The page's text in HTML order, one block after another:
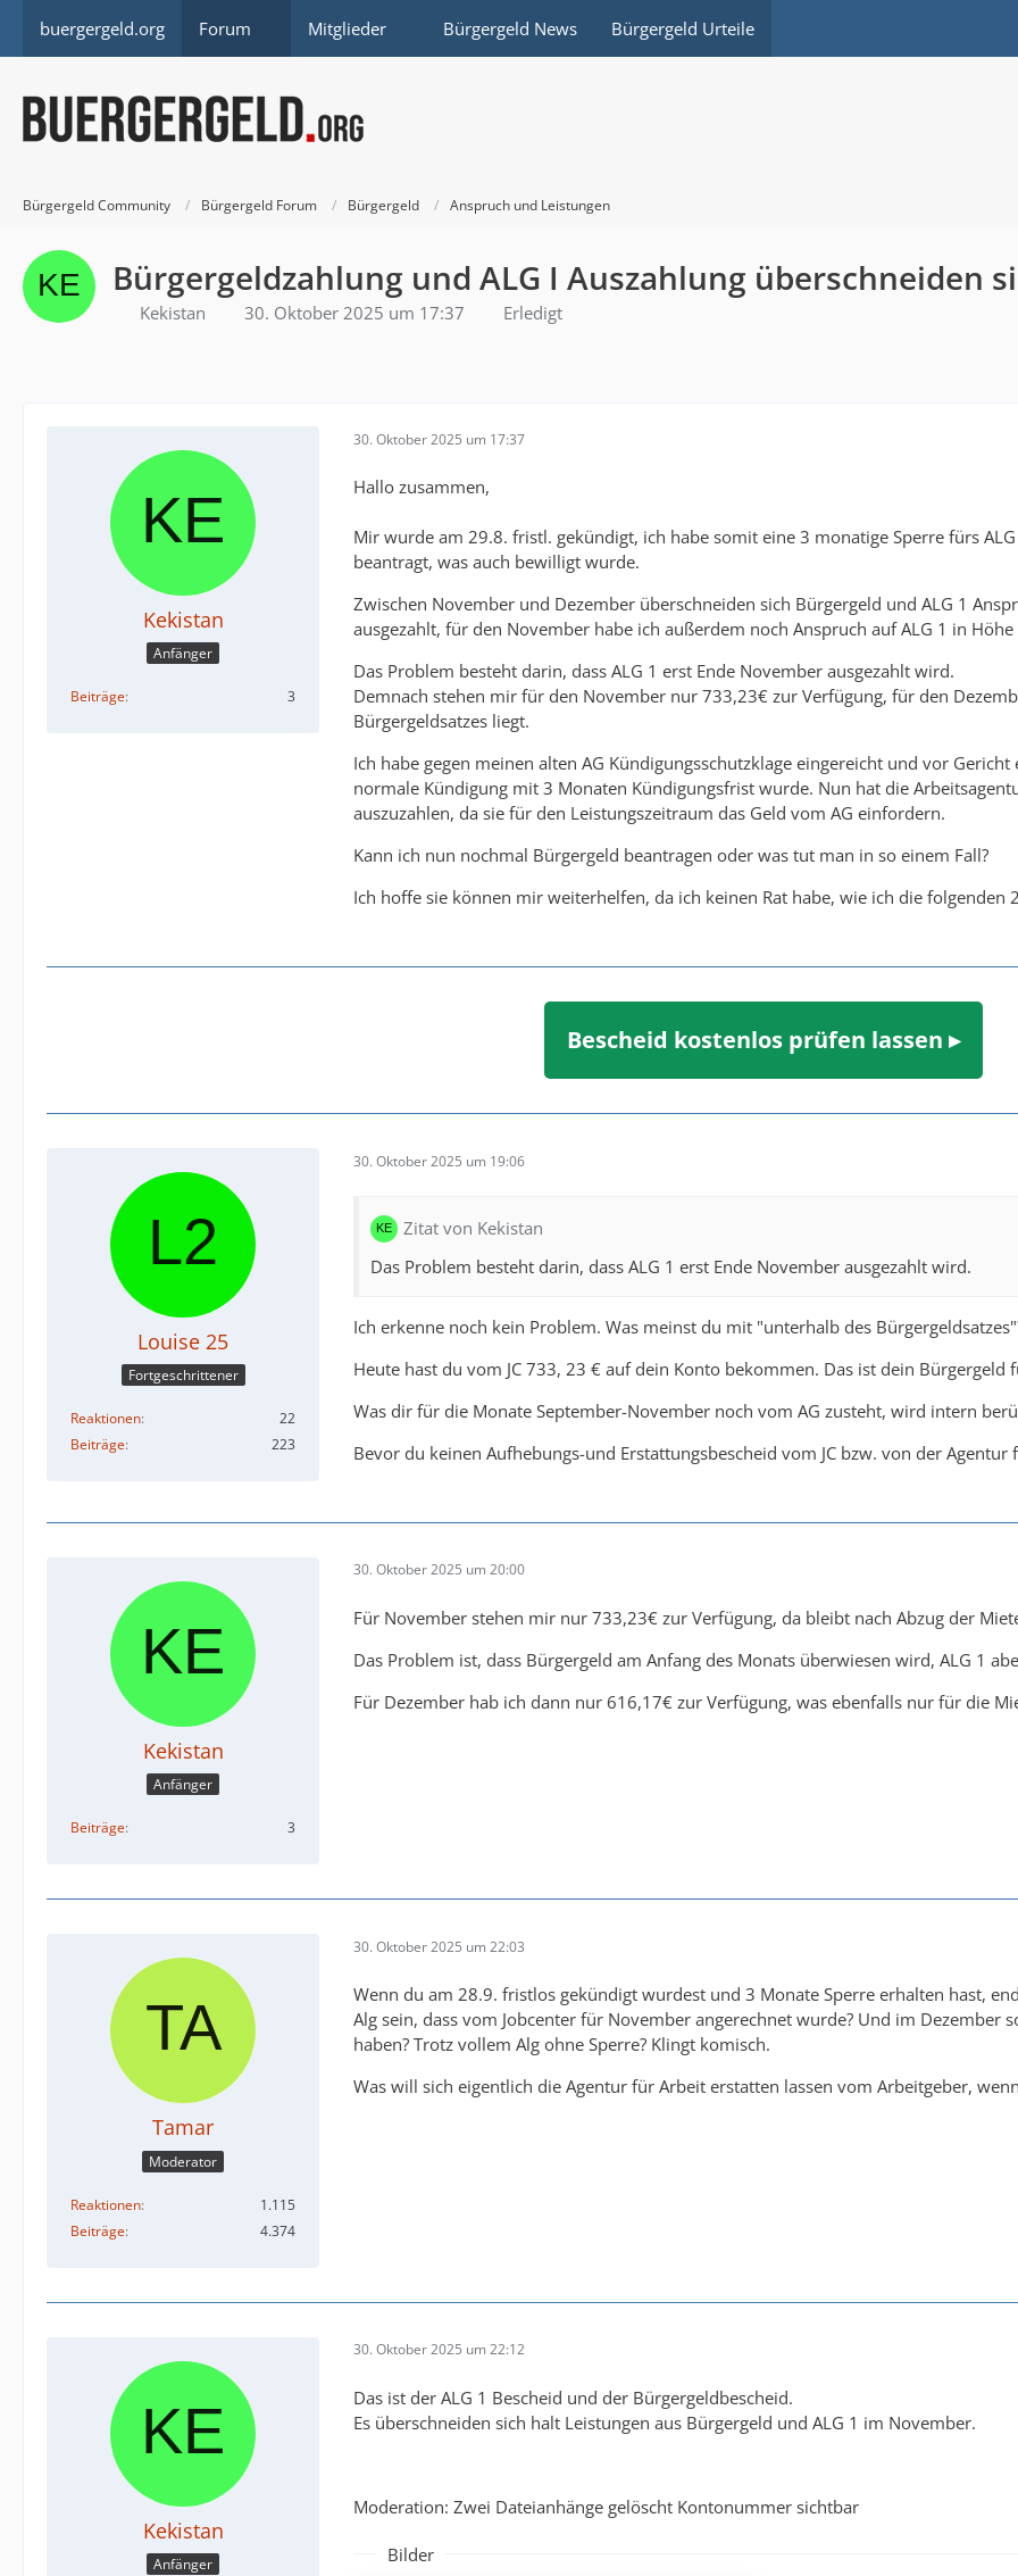
buergergeld.org Forum Mitglieder Bürgergeld News Bürgergeld Urteile
Bürgergeld Community Bürgergeld Forum Bürgergeld Anspruch und Leistungen
Bürgergeldzahlung und ALG I Auszahlung überschneiden
Kekistan 30. Oktober 2025 um 17:37 Erledigt
Kekistan
Anfänger
Beiträge 3
30. Oktober 2025 um 17:37
Hallo zusammen,
Mir wurde am 29.8. fristl. gekündigt, ich habe somit eine 3 monatige Sperre fürs
beantragt, was auch bewilligt wurde.
Zwischen November und Dezember überschneiden sich Bürgergeld und ALG 1
ausgezahlt, für den November habe ich außerdem noch Anspruch auf ALG 1 in
Das Problem besteht darin, dass ALG 1 erst Ende November ausgezahlt wird.
Demnach stehen mir für den November nur 733,23€ zur Verfügung, für den
Bürgergeldsatzes liegt.
Ich habe gegen meinen alten AG Kündigungsschutzklage eingereicht und vor
normale Kündigung mit 3 Monaten Kündigungsfrist wurde. Nun hat die
auszuzahlen, da sie für den Leistungszeitraum das Geld vom AG einfordern.
Kann ich nun nochmal Bürgergeld beantragen oder was tut man in so einem Fall?
Ich hoffe sie können mir weiterhelfen, da ich keinen Rat habe, wie ich die folgenden
Bescheid kostenlos prüfen lassen ▸
Louise 25
Fortgeschrittener
Reaktionen
22
Beiträge
223
30. Oktober 2025 um 19:06
Zitat von Kekistan
Das Problem besteht darin, dass ALG 1 erst Ende November ausgezahlt wird.
Ich erkenne noch kein Problem. Was meinst du mit "unterhalb des
Heute hast du vom JC 733, 23 € auf dein Konto bekommen. Das ist dein Bürgergeld
Was dir für die Monate September-November noch vom AG zusteht, wird intern
Bevor du keinen Aufhebungs-und Erstattungsbescheid vom JC bzw. von der
Kekistan
Anfänger
Beiträge 3
30. Oktober 2025 um 20:00
Für November stehen mir nur 733,23€ zur Verfügung, da bleibt nach Abzug der
Das Problem ist, dass Bürgergeld am Anfang des Monats überwiesen wird, ALG 1
Für Dezember hab ich dann nur 616,17€ zur Verfügung, was ebenfalls nur für die
Tamar
Moderator
Reaktionen
1.115
Beiträge
4.374
30. Oktober 2025 um 22:03
Wenn du am 28.9. fristlos gekündigt wurdest und 3 Monate Sperre erhalten hast,
Alg sein, dass vom Jobcenter für November angerechnet wurde? Und im
haben? Trotz vollem Alg ohne Sperre? Klingt komisch.
Was will sich eigentlich die Agentur für Arbeit erstatten lassen vom Arbeitgeber,
Kekistan
Anfänger
30. Oktober 2025 um 22:12
Das ist der ALG 1 Bescheid und der Bürgergeldbescheid.
Es überschneiden sich halt Leistungen aus Bürgergeld und ALG 1 im November.
Moderation: Zwei Dateianhänge gelöscht Kontonummer sichtbar
Bilder